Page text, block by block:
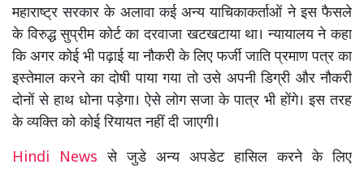
महाराष्ट्र सरकार के अलावा कई अन्य याचिकाकर्ताओं ने इस फैसले
के विरुद्ध सुप्रीम कोर्ट का दरवाजा खटखटाया था। न्यायालय ने कहा
कि अगर कोई भी पढ़ाई या नौकरी के लिए फर्जी जाति प्रमाण पत्र का
इस्तेमाल करने का दोषी पाया गया तो उसे अपनी डिग्री और नौकरी
दोनों से हाथ धोना पड़ेगा। ऐसे लोग सजा के पात्र भी होंगे। इस तरह
के व्यक्ति को कोई रियायत नहीं दी जाएगी।
Hindi Newsसे जुडे अन्य अपडेट हासिल करने के लिए